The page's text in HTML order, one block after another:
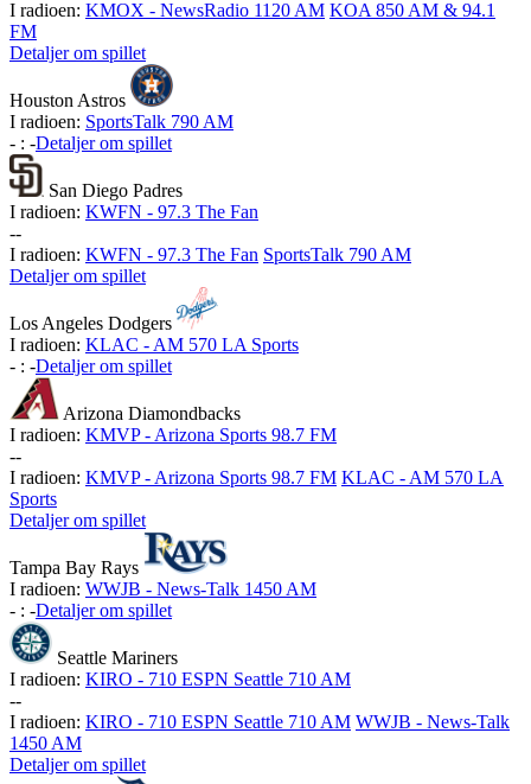
I radioen: KMOX - NewsRadio 1120 AM KOA 850 AM & 94.1
FM
Detaljer om spillet
Houston Astros
I radioen: SportsTalk 790 AM
- : -Detaljer om spillet
San Diego Padres
I radioen: KWFN - 97.3 The Fan
--
I radioen: KWFN - 97.3 The Fan SportsTalk 790 AM
Detaljer om spillet
Los Angeles Dodgers
I radioen: KLAC - AM 570 LA Sports
- : -Detaljer om spillet
Arizona Diamondbacks
I radioen: KMVP - Arizona Sports 98.7 FM
--
I radioen: KMVP - Arizona Sports 98.7 FM KLAC - AM 570 LA
Sports
Detaljer om spillet
Tampa Bay Rays
I radioen: WWJB - News-Talk 1450 AM
- : -Detaljer om spillet
Seattle Mariners
I radioen: KIRO - 710 ESPN Seattle 710 AM
--
I radioen: KIRO - 710 ESPN Seattle 710 AM WWJB - News-Talk
1450 AM
Detaljer om spillet